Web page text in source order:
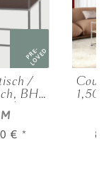
PRE-
LOVED
/
BHT:
| 0,50
€ *
1,50